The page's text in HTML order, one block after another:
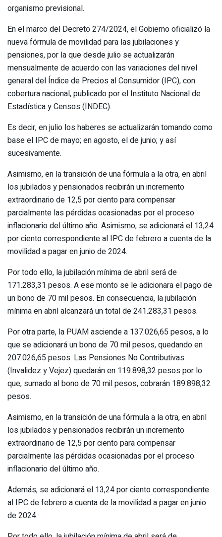
organismo previsional.
En el marco del Decreto 274/2024, el Gobierno oficializó la
nueva fórmula de movilidad para las jubilaciones y
pensiones, por la que desde julio se actualizarán
mensualmente de acuerdo con las variaciones del nivel
general del Índice de Precios al Consumidor (IPC), con
cobertura nacional, publicado por el Instituto Nacional de
Estadística y Censos (INDEC).
Es decir, en julio los haberes se actualizarán tomando como
base el IPC de mayo; en agosto, el de junio; y así
sucesivamente.
Asimismo, en la transición de una fórmula a la otra, en abril
los jubilados y pensionados recibirán un incremento
extraordinario de 12,5 por ciento para compensar
parcialmente las pérdidas ocasionadas por el proceso
inflacionario del último año. Asimismo, se adicionará el 13,24
por ciento correspondiente al IPC de febrero a cuenta de la
movilidad a pagar en junio de 2024.
Por todo ello, la jubilación mínima de abril será de
171.283,31 pesos. A ese monto se le adicionara el pago de
un bono de 70 mil pesos. En consecuencia, la jubilación
mínima en abril alcanzará un total de 241.283,31 pesos.
Por otra parte, la PUAM asciende a 137.026,65 pesos, a lo
que se adicionará un bono de 70 mil pesos, quedando en
207.026,65 pesos. Las Pensiones No Contributivas
(Invalidez y Vejez) quedarán en 119.898,32 pesos por lo
que, sumado al bono de 70 mil pesos, cobrarán 189.898,32
pesos.
Asimismo, en la transición de una fórmula a la otra, en abril
los jubilados y pensionados recibirán un incremento
extraordinario de 12,5 por ciento para compensar
parcialmente las pérdidas ocasionadas por el proceso
inflacionario del último año.
Además, se adicionará el 13,24 por ciento correspondiente
al IPC de febrero a cuenta de la movilidad a pagar en junio
de 2024.